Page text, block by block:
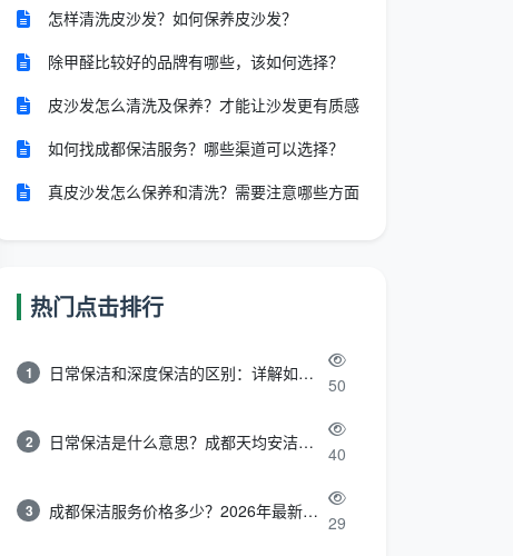
怎样清洗皮沙发？如何保养皮沙发？
除甲醛比较好的品牌有哪些，该如何选择？
皮沙发怎么清洗及保养？才能让沙发更有质感
如何找成都保洁服务？哪些渠道可以选择？
真皮沙发怎么保养和清洗？需要注意哪些方面
热门点击排行
1 日常保洁和深度保洁的区别：详解如何选择最适合的清洁服务
50
2 日常保洁是什么意思？成都天均安洁带你快速区分“日常vs深度vs开荒”
40
3 成都保洁服务价格多少？2026年最新报价表来了，这一篇看透所有费用
29